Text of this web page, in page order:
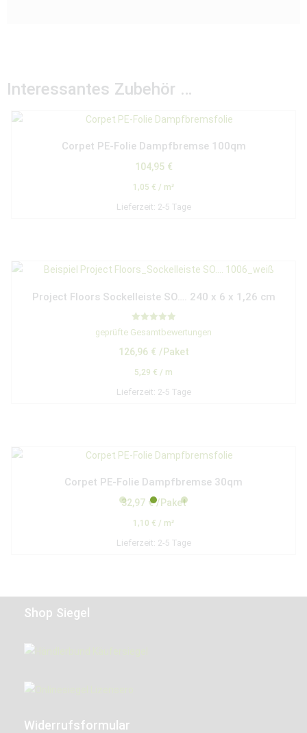
Interessantes Zubehör …
Corpet PE-Folie Dampfbremse 100qm
104,95 €
1,05 € / m²
Lieferzeit: 2-5 Tage
Project Floors Sockelleiste SO…. 240 x 6 x 1,26 cm
Bewertet mit
5.00
geprüfte Gesamtbewertungen
126,96 € /Paket
5,29 € / m
Lieferzeit: 2-5 Tage
Corpet PE-Folie Dampfbremse 30qm
32,97 € /Paket
1,10 € / m²
Lieferzeit: 2-5 Tage
Shop Siegel
Widerrufsformular